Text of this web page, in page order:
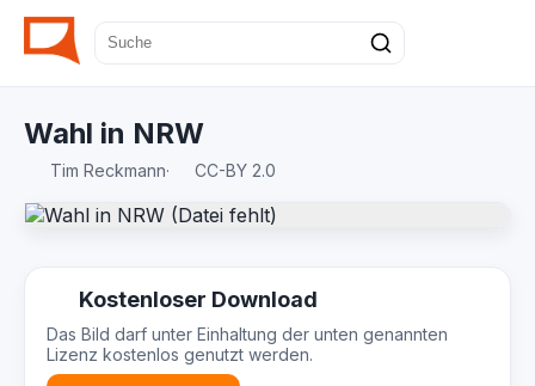
Wahl in NRW
Tim Reckmann· CC-BY 2.0
Kostenloser Download
Das Bild darf unter Einhaltung der unten genannten
Lizenz kostenlos genutzt werden.